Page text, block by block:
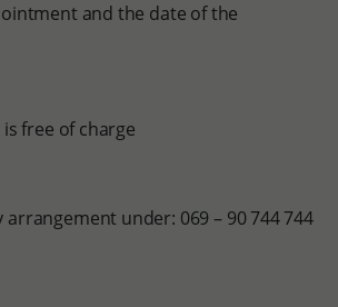
and the date of the
free of charge
under: 069 – 90 744 744